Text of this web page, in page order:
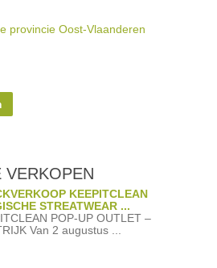
provincie Oost-Vlaanderen
VERKOPEN
KEEPITCLEAN
STREATWEAR ...
POP-UP OUTLET –
Van 2 augustus ...